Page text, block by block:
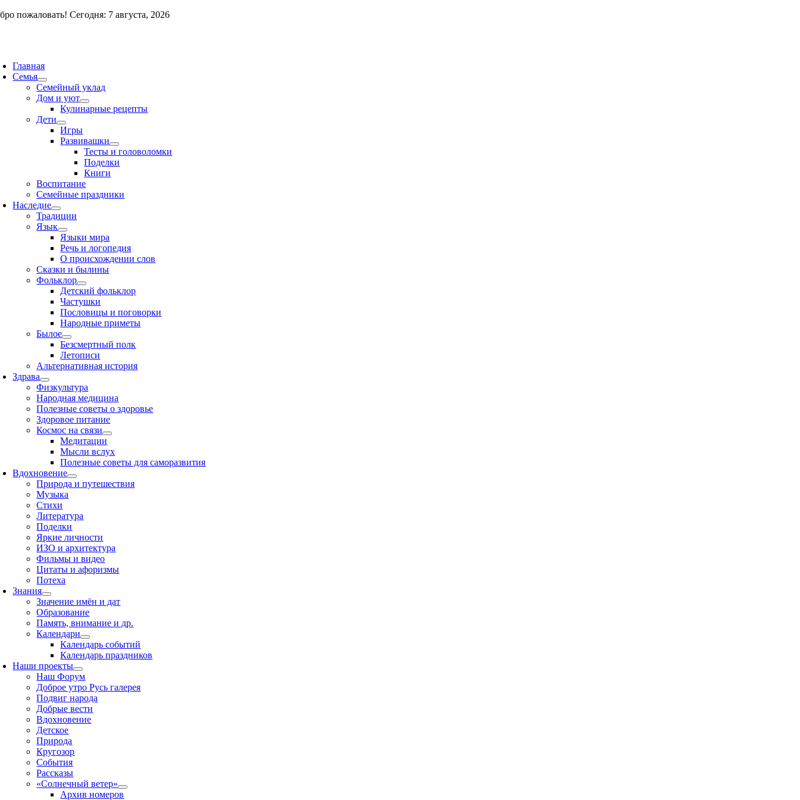
Skipпожаловать! Сегодня: 7 августа, 2026
Главная
Семья
Семейный уклад
Дом и уют
Кулинарные рецепты
Дети
Игры
Развивашки
Тесты и головоломки
Поделки
Книги
Воспитание
Семейные праздники
Наследие
Традиции
Язык
Языки мира
Речь и логопедия
О происхождении слов
Сказки и былины
Фольклор
Детский фольклор
Частушки
Пословицы и поговорки
Народные приметы
Былое
Безсмертный полк
Летописи
Альтернативная история
Здрава
Физкультура
Народная медицина
Полезные советы о здоровье
Здоровое питание
Космос на связи
Медитации
Мысли вслух
Полезные советы для саморазвития
Вдохновение
Природа и путешествия
Музыка
Стихи
Литература
Поделки
Яркие личности
ИЗО и архитектура
Фильмы и видео
Цитаты и афоризмы
Потеха
Знания
Значение имён и дат
Образование
Память, внимание и др.
Календари
Календарь событий
Календарь праздников
Наши проекты
Наш Форум
Доброе утро Русь галерея
Подвиг народа
Добрые вести
Вдохновение
Детское
Природа
Кругозор
События
Рассказы
«Солнечный ветер»
Архив номеров